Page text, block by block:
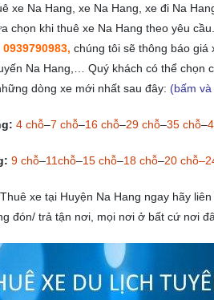
xe Na Hang, xe Na Hang, xe đi Na
chọn khi thuê xe Na Hang theo yêu
0939790983, chúng tôi sẽ thông báo
Na Hang,… Quý khách có thể chọn
dòng xe mới nhất sau đây: (bấm
4 chỗ–7 chỗ–16 chỗ–29 chỗ–35 chỗ–
9 chỗ–11chỗ–15 chỗ–18 chỗ–20
xe tại Huyện Na Hang ngay hãy
đón/ trả tận nơi, mọi nơi ở bất cứ nơi